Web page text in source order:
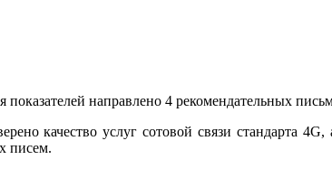
направлено 4 рекомендательных
качество услуг сотовой связи стандарта
писем.